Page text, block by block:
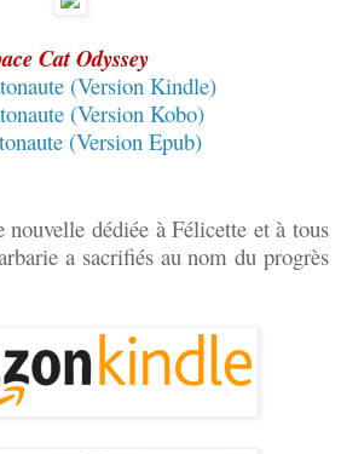
Cat Odyssey
(Version Kindle)
(Version Kobo)
(Version Epub)
nouvelle dédiée à Félicette et à tous
a sacrifiés au nom du progrès